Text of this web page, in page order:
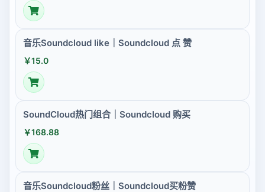
音乐Soundcloud like｜Soundcloud 点 赞
￥15.0
SoundCloud热门组合｜Soundcloud 购买
￥168.88
音乐Soundcloud粉丝｜Soundcloud买粉赞